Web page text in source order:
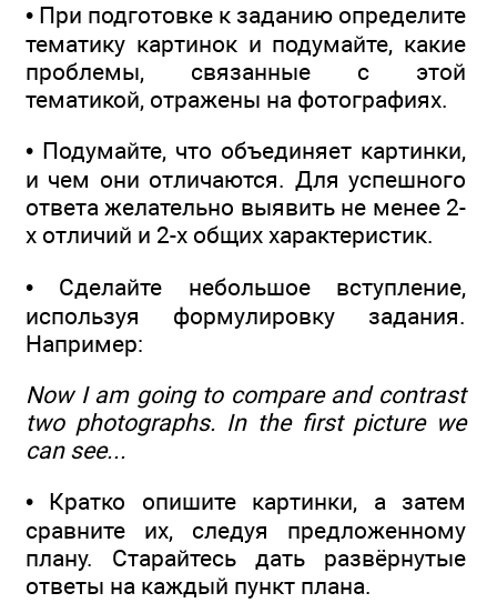
• При подготовке к заданию определите
тематику картинок и подумайте, какие
проблемы, связанные с этой
тематикой, отражены на фотографиях.
• Подумайте, что объединяет картинки,
и чем они отличаются. Для успешного
ответа желательно выявить не менее 2-
х отличий и 2-х общих характеристик.
• Сделайте небольшое вступление,
используя формулировку задания.
Например:
Now I am going to compare and contrast
two photographs. In the first picture we
can see...
• Кратко опишите картинки, а затем
сравните их, следуя предложенному
плану. Старайтесь дать развёрнутые
ответы на каждый пункт плана.